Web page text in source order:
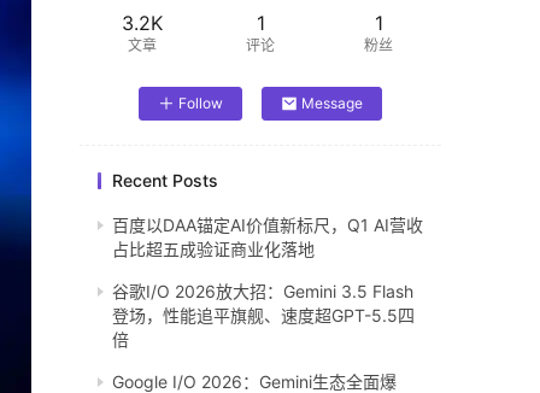
3.2K
文章
1
评论
1
粉丝
Follow Message
Recent Posts
百度以DAA锚定AI价值新标尺，Q1 AI营收
占比超五成验证商业化落地
谷歌I/O 2026放大招：Gemini 3.5 Flash
登场，性能追平旗舰、速度超GPT-5.5四
倍
Google I/O 2026：Gemini生态全面爆